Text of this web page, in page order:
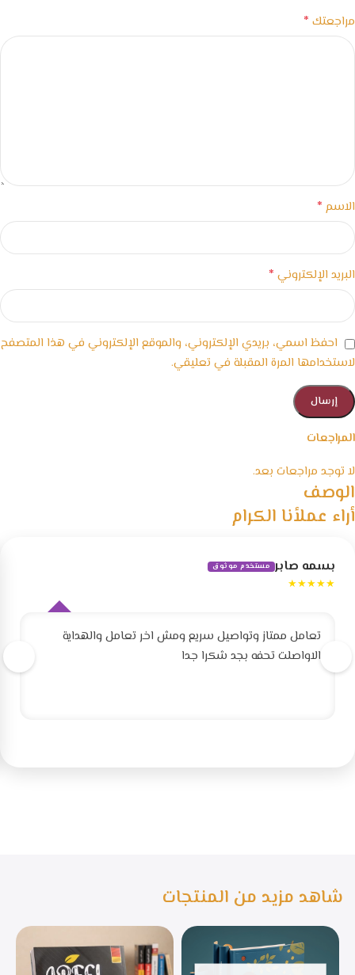
المراجعات
لا توجد مراجعات بعد.
مراجعتك *
الاسم *
البريد الإلكتروني *
احفظ اسمي، بريدي الإلكتروني، والموقع الإلكتروني في هذا المتصفح
لاستخدامها المرة المقبلة في تعليقي.
الوصف
أراء عملأنا الكرام
بسمه صابر مستخدم موثوق
★★★★★
تعامل ممتاز وتواصيل سريع ومش اخر تعامل والهداية
الاواصلت تحفه بجد شكرا جدا
شاهد مزيد من المنتجات